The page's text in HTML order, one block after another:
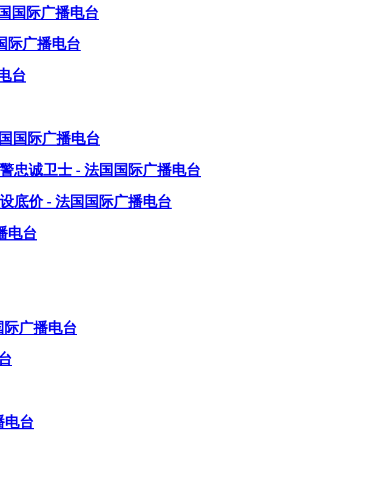
国际广播电台
际广播电台
台
国际广播电台
忠诚卫士 - 法国国际广播电台
底价 - 法国国际广播电台
电台
广播电台
电台